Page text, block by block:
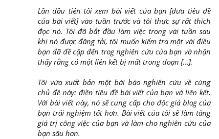
Lần đầu tiên tôi xem bài viết của bạn [đưa tiêu đề
của bài viết] vào tuần trước và tôi thực sự rất thích
đọc nó. Tôi đã bắt đầu làm việc trong vài tuần sau
khi nó được đăng tải, tôi muốn kiểm tra một vài điều
bạn đã đề cập đến trog nghiên cứu của bạn và nhận
thấy rằng có một liên kết bị mất trong đoạn [...].
Tôi vừa xuất bản một bài báo nghiên cứu về cùng
chủ đề này: điền tiêu đề bài viết của bạn và liên kết.
Với bài viết này, nó sẽ cung cấp cho độc giả blog của
bạn trải nghiệm tốt hơn. Bài viết của tôi sẽ làm tăng
giá trị công việc của bạn và làm cho nghiên cứu của
bạn sâu hơn.